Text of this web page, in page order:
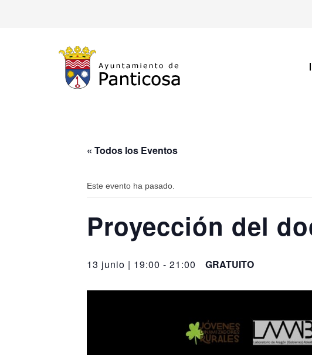
« Todos los Eventos
Este evento ha pasado.
Proyección del
13 junio | 19:00 - 21:00 GRATUITO